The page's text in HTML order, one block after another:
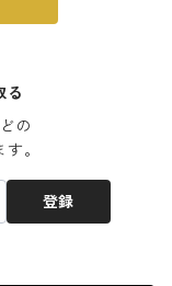
る
の
。
登録